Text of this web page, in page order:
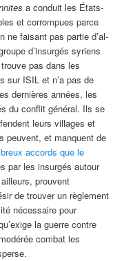
a conduit les États-
et corrompues parce
ne faisant pas partie d’al-
d’insurgés syriens
pas dans les
sur ISIL et n’a pas de
dernières années, les
du conflit général. Ils se
leurs villages et
peuvent, et manquent de
accords que le
par les insurgés autour
prouvent
de trouver un règlement
nécessaire pour
la guerre contre
combat les